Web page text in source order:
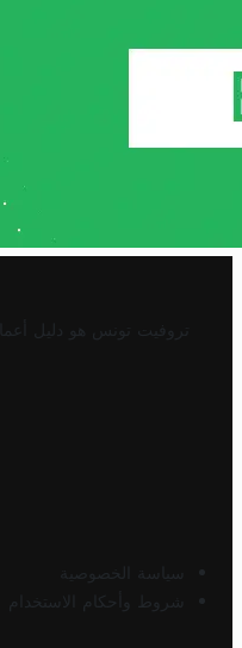
تروفيت تونس هو دليل
سياسة الخصوصية
شروط وأحكام الاستخدام